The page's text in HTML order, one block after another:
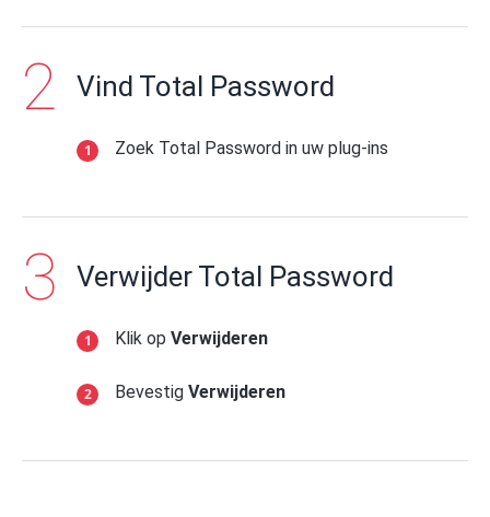
Vind Total Password
Zoek Total Password in uw plug-ins
Verwijder Total Password
Klik op Verwijderen
Bevestig Verwijderen